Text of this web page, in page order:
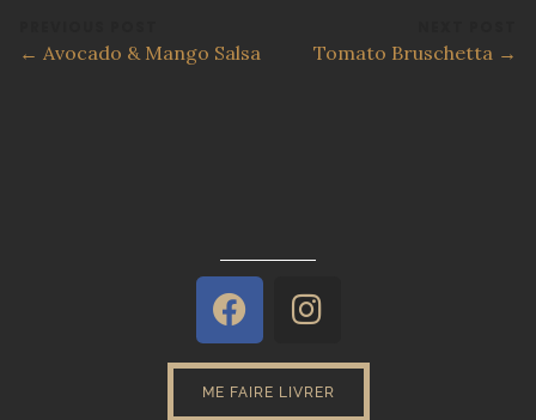
← Avocado & Mango Salsa Tomato Bruschetta →
ME FAIRE LIVRER